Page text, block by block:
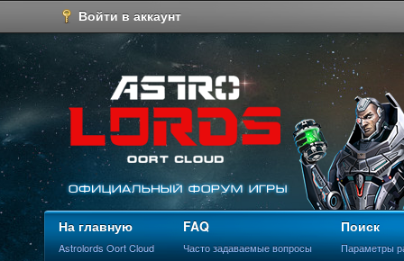
Войти в аккаунт
На главную
Astrolords Oort Cloud
FAQ
Часто задаваемые вопросы
Поиск
Параметры